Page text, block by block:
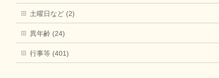
土曜日など (2)
異年齢 (24)
行事等 (401)